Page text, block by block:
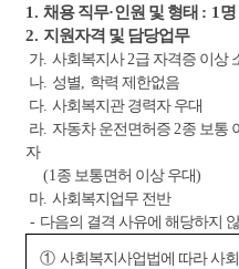
1.채용 직무·인원 및 형태 : 1 명
2. 지원자격 및 담당업무
가.사회복지사 2급 자격증 이상
나. 성별
학력 제한없음
다.사회복지관 경력자 우대
라. 자동차 운전면허증 2종 보통
자
(1 종 보통면허 이상 우대)
마.사회복지업무 전반
- 다음의 결격 사유에 해당하지
①사회복지사업법에 따라 사